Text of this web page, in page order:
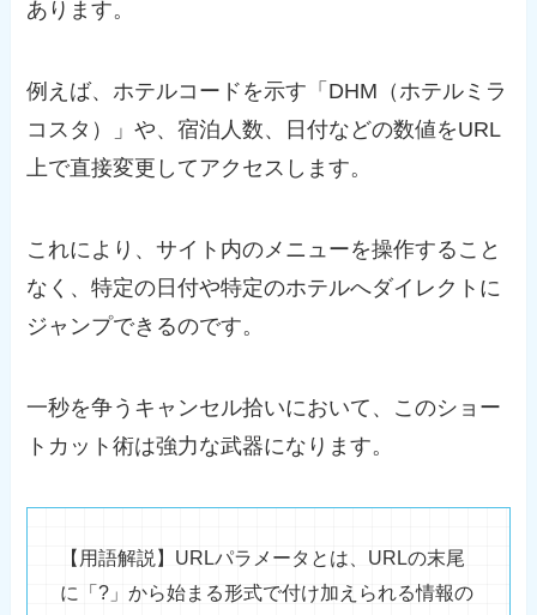
あります。
例えば、ホテルコードを示す「DHM（ホテルミラ
コスタ）」や、宿泊人数、日付などの数値をURL
上で直接変更してアクセスします。
これにより、サイト内のメニューを操作すること
なく、特定の日付や特定のホテルへダイレクトに
ジャンプできるのです。
一秒を争うキャンセル拾いにおいて、このショー
トカット術は強力な武器になります。
【用語解説】URLパラメータとは、URLの末尾
に「?」から始まる形式で付け加えられる情報の